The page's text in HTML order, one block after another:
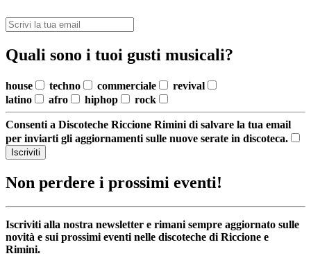
Quali sono i tuoi gusti musicali?
house techno commerciale
revival
latino
afro hiphop rock
Consenti a Discoteche Riccione Rimini di salvare la tua email
per inviarti gli aggiornamenti sulle nuove serate in discoteca.
Iscriviti
Non perdere i prossimi eventi!
Iscriviti alla nostra newsletter e rimani sempre aggiornato sulle
novità e sui prossimi eventi nelle discoteche di Riccione e
Rimini.